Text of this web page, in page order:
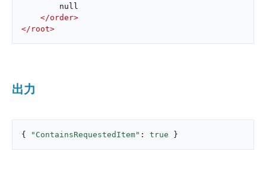
        null
</order>
</ root>
出力
{ "ContainsRequestedItem" : true }